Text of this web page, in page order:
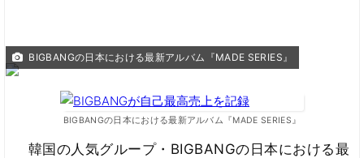
BIGBANGの日本における最新アルバム『MADE SERIES』
BIGBANGの日本における最新アルバム『MADE SERIES』
韓国の人気グループ・BIGBANGの日本における最